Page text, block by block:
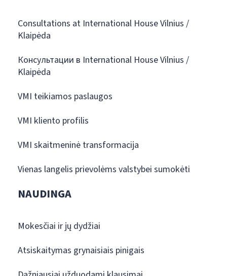
Consultations at International House Vilnius /
Klaipėda
Консультации в International House Vilnius /
Klaipėda
VMI teikiamos paslaugos
VMI kliento profilis
VMI skaitmeninė transformacija
Vienas langelis prievolėms valstybei sumokėti
NAUDINGA
Mokesčiai ir jų dydžiai
Atsiskaitymas grynaisiais pinigais